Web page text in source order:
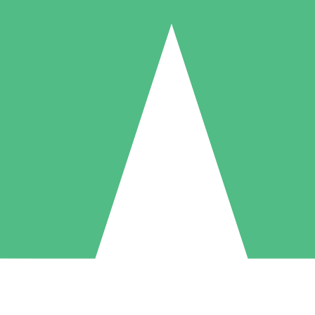
Individuele Creditpakketten
per gebruik met downloadtegoeden. Geen maandelijkse verplichting
5 Downloaden
US$